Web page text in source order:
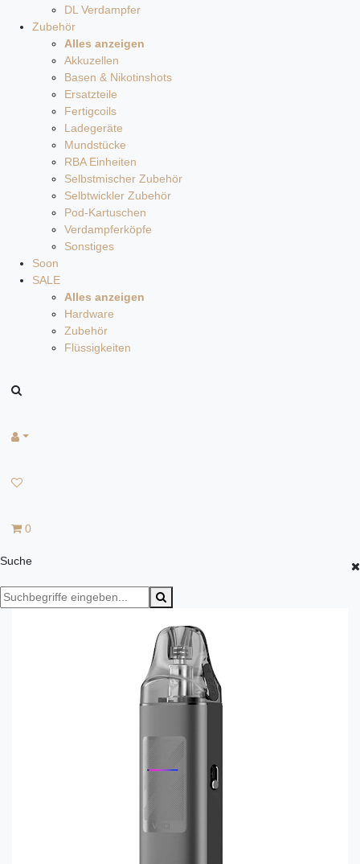
DL Verdampfer
Zubehör
Alles anzeigen
Akkuzellen
Basen & Nikotinshots
Ersatzteile
Fertigcoils
Ladegeräte
Mundstücke
RBA Einheiten
Selbstmischer Zubehör
Selbtwickler Zubehör
Pod-Kartuschen
Verdampferköpfe
Sonstiges
Soon
SALE
Alles anzeigen
Hardware
Zubehör
Flüssigkeiten
0
Suche